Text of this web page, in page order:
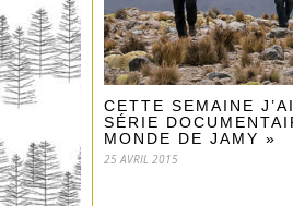
CETTE SEMAINE
SÉRIE
MONDE DE JAMY »
25 AVRIL 2015